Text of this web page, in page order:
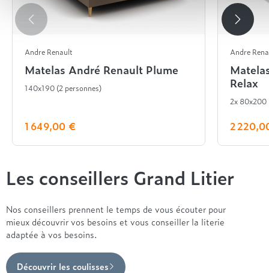
Andre Renault
Matelas André Renault Plume
140x190 (2 personnes)
1 649,00 €
Andre
Relax
2x 80x200
2
Les conseillers Grand Litier
Nos conseillers prennent le temps de vous écouter pour
mieux découvrir vos besoins et vous conseiller la literie
adaptée à vos besoins.
Découvrir les coulisses